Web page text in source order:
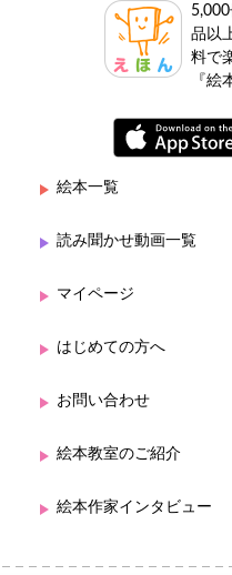
品以
料で
『絵
絵本一覧
読み聞かせ動画一覧
マイページ
はじめての方へ
お問い合わせ
絵本教室のご紹介
絵本作家インタビュー